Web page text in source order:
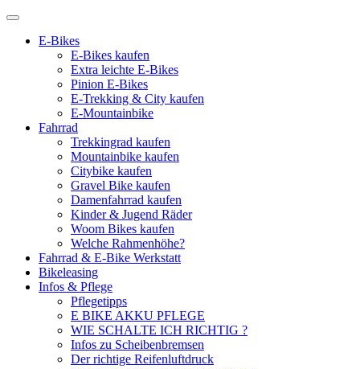
E-Bikes
E-Bikes kaufen
Extra leichte E-Bikes
Pinion E-Bikes
E-Trekking & City kaufen
E-Mountainbike
Fahrrad
Trekkingrad kaufen
Mountainbike kaufen
Citybike kaufen
Gravel Bike kaufen
Damenfahrrad kaufen
Kinder & Jugend Räder
Woom Bikes kaufen
Welche Rahmenhöhe?
Fahrrad & E-Bike Werkstatt
Bikeleasing
Infos & Pflege
Pflegetipps
E BIKE AKKU PFLEGE
WIE SCHALTE ICH RICHTIG ?
Infos zu Scheibenbremsen
Der richtige Reifenluftdruck